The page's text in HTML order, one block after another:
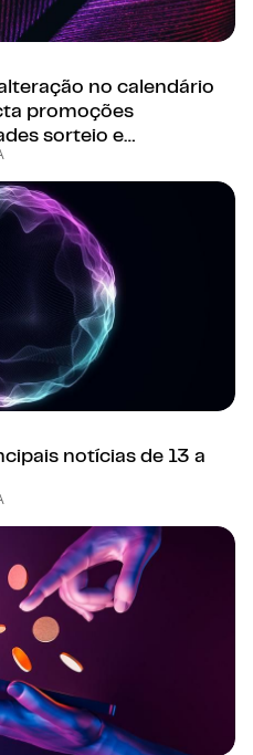
no calendário da
no calendário
promoções
sorteio e
notícias de 13 a 17/07
notícias de 13 a